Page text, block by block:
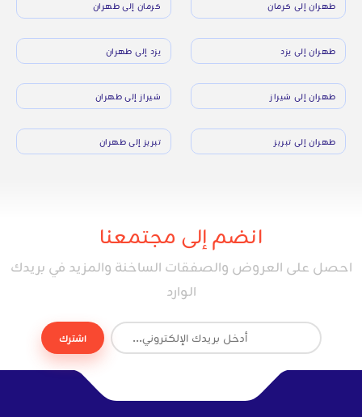
طهران إلى كرمان كرمان إلى طهران
طهران إلى يزد يزد إلى طهران
طهران إلى شيراز شيراز إلى طهران
طهران إلى تبريز تبريز إلى طهران
انضم إلى مجتمعنا
احصل على العروض والصفقات الساخنة والمزيد في بريدك
الوارد
اشترك